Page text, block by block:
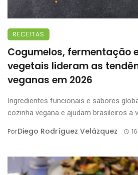
RECEITAS
Cogumelos, fermentação
vegetais lideram as
veganas em 2026
Ingredientes funcionais e sabores
cozinha vegana e ajudam brasileiros a
PorDiego Rodríguez Velázquez